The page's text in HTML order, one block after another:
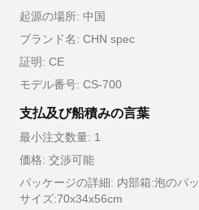
起源の場所: 中国
ブランド名: CHN spec
証明: CE
モデル番号: CS-700
支払及び船積みの言葉
最小注文数量: 1
価格: 交渉可能
パッケージの詳細: 内部箱:泡のパ
サイズ:70x34x56cm